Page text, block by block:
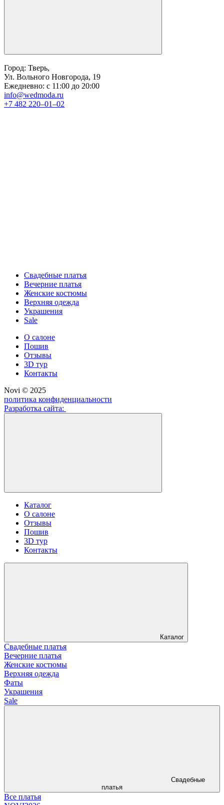
Город: Тверь,
Ул. Вольного Новгорода, 19
Ежедневно: с 11:00 до 20:00
info@wedmoda.ru
+7 482 220‒01‒02
Свадебные платья
Вечерние платья
Женские костюмы
Верхняя одежда
Украшения
Sale
О салоне
Пошив
Отзывы
3D тур
Контакты
Novi © 2025
политика конфиденциальности
Разработка сайта:
Каталог
О салоне
Отзывы
Пошив
3D тур
Контакты
Каталог
Свадебные платья
Вечерние платья
Женские костюмы
Верхняя одежда
Фаты
Украшения
Sale
Свадебные
платья
Все платья